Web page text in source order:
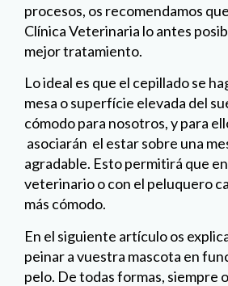
procesos, os recomendamos
Clínica Veterinaria lo antes
mejor tratamiento.
Lo ideal es que el cepillado se
mesa o superfície elevada del
cómodo para nosotros, y para
asociarán el estar sobre una
agradable. Esto permitirá que
veterinario o con el peluquero
más cómodo.
En el siguiente artículo os
peinar a vuestra mascota en
pelo. De todas formas, siempre